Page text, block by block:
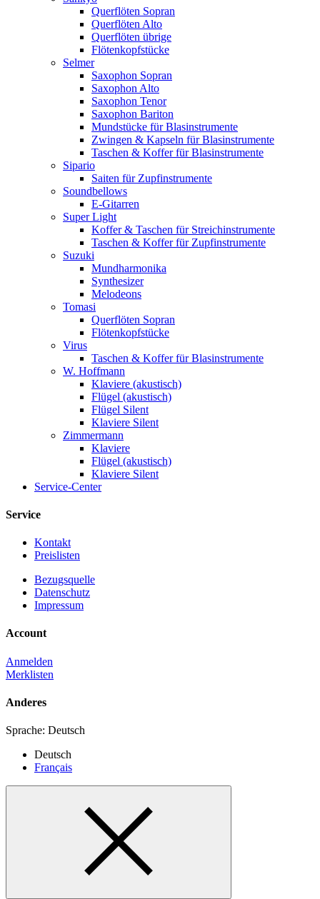
Querflöten Sopran
Querflöten Alto
Querflöten übrige
Flötenkopfstücke
Selmer
Saxophon Sopran
Saxophon Alto
Saxophon Tenor
Saxophon Bariton
Mundstücke für Blasinstrumente
Zwingen & Kapseln für Blasinstrumente
Taschen & Koffer für Blasinstrumente
Sipario
Saiten für Zupfinstrumente
Soundbellows
E-Gitarren
Super Light
Koffer & Taschen für Streichinstrumente
Taschen & Koffer für Zupfinstrumente
Suzuki
Mundharmonika
Synthesizer
Melodeons
Tomasi
Querflöten Sopran
Flötenkopfstücke
Virus
Taschen & Koffer für Blasinstrumente
W. Hoffmann
Klaviere (akustisch)
Flügel (akustisch)
Flügel Silent
Klaviere Silent
Zimmermann
Klaviere
Flügel (akustisch)
Klaviere Silent
Service-Center
Service
Kontakt
Preislisten
Bezugsquelle
Datenschutz
Impressum
Account
Anmelden
Merklisten
Anderes
Sprache: Deutsch
Deutsch
Français